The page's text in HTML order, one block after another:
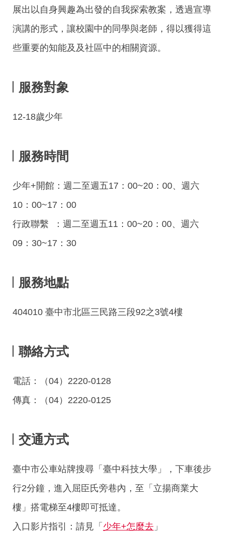
展出以自身興趣為出發的自我探索教案，透過宣導
演講的形式，讓校園中的同學與老師，得以獲得這
些重要的知能及及社區中的相關資源。
服務對象
12-18歲少年
服務時間
少年+開館：週二至週五17：00~20：00、週六
10：00~17：00
行政聯繫 ：週二至週五11：00~20：00、週六
09：30~17：30
服務地點
404010 臺中市北區三民路三段92之3號4樓
聯絡方式
電話：（04）2220-0128
傳真：（04）2220-0125
交通方式
臺中市公車站牌搜尋「臺中科技大學」，下車後步
行2分鐘，進入屈臣氏旁巷內，至「立揚商業大
樓」搭電梯至4樓即可抵達。
入口影片指引：請見「 少年+怎麼去 」